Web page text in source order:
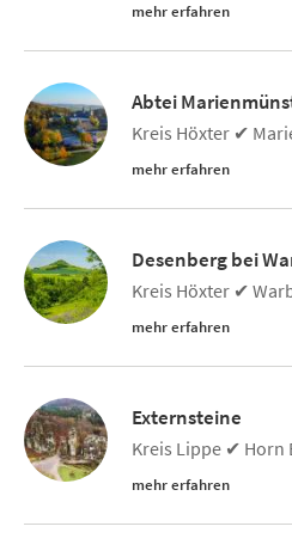
mehr erfahren
Abtei
Kreis Höxter ✔
mehr erfahren
Desenberg bei
Kreis Höxter ✔
mehr erfahren
Externsteine
Kreis Lippe ✔ Horn
mehr erfahren